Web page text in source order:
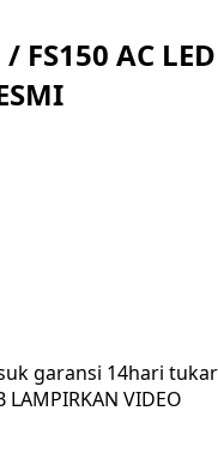
FS150 AC LED
garansi 14hari tukar
VIDEO